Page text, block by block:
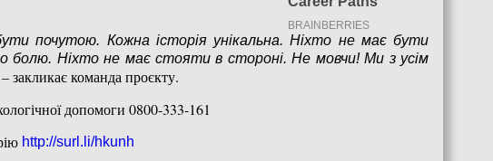
почутою. Кожна історія унікальна. Ніхто не має бути
болю. Ніхто не має стояти в стороні. Не мовчи! Ми з усім
– закликає команда проєкту.
допомоги 0800-333-161
http://surl.li/hkunh